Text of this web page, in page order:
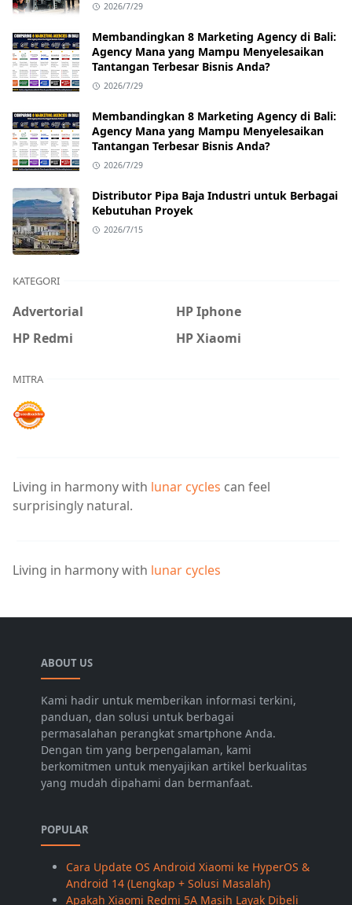
2026/7/29
Membandingkan 8 Marketing Agency di Bali:
Agency Mana yang Mampu Menyelesaikan
Tantangan Terbesar Bisnis Anda?
2026/7/29
Membandingkan 8 Marketing Agency di Bali:
Agency Mana yang Mampu Menyelesaikan
Tantangan Terbesar Bisnis Anda?
2026/7/29
Distributor Pipa Baja Industri untuk Berbagai
Kebutuhan Proyek
2026/7/15
KATEGORI
Advertorial
HP Iphone
HP Redmi
HP Xiaomi
MITRA
Living in harmony with lunar cycles can feel
surprisingly natural.
Living in harmony with lunar cycles
ABOUT US
Kami hadir untuk memberikan informasi terkini,
panduan, dan solusi untuk berbagai
permasalahan perangkat smartphone Anda.
Dengan tim yang berpengalaman, kami
berkomitmen untuk menyajikan artikel berkualitas
yang mudah dipahami dan bermanfaat.
POPULAR
Cara Update OS Android Xiaomi ke HyperOS &
Android 14 (Lengkap + Solusi Masalah)
Apakah Xiaomi Redmi 5A Masih Layak Dibeli